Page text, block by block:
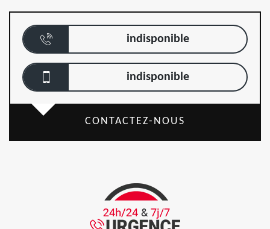
indisponible
indisponible
CONTACTEZ-NOUS